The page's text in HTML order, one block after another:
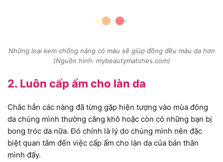
Những loại kem chống nắng có màu sẽ giúp đồng đều màu da hơn
(Nguồn hình: mybeautymatches.com)
2. Luôn cấp ẩm cho làn da
Chắc hẳn các nàng đã từng gặp hiện tượng vào mùa đông
da chúng mình thường căng khô hoặc còn có những bạn bị
bong tróc da nữa. Đó chính là lý do chúng mình nên đặc
biệt quan tâm đến việc cấp ẩm cho làn da của bản thân
mình đấy.